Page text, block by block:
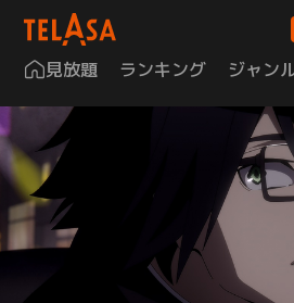
見放題 ランキング ジャン